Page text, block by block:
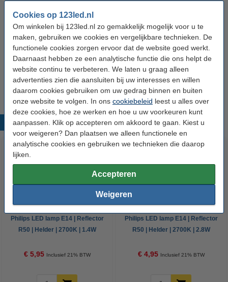
Cookies op 123led.nl
Om winkelen bij 123led.nl zo gemakkelijk mogelijk voor u te
maken, gebruiken we cookies en vergelijkbare technieken. De
functionele cookies zorgen ervoor dat de website goed werkt.
Daarnaast hebben ze een analytische functie die ons helpt de
website continu te verbeteren. We laten u graag alleen
advertenties zien die aansluiten bij uw interesses en willen
daarom cookies gebruiken om uw gedrag binnen en buiten
onze website te volgen. In ons cookiebeleid leest u alles over
deze cookies, hoe ze werken en hoe u uw voorkeuren kunt
aanpassen. Klik op accepteren om akkoord te gaan. Kiest u
voor weigeren? Dan plaatsen we alleen functionele en
analytische cookies en gebruiken we technieken die daarop
lijken.
Accepteren
Weigeren
10% korting:
€ 4,46
Aanbieding:
Voordeelverpakking | 6 stuks
Populaire producten
Philips LED lamp E14 | Reflector
R50 | Helder | 2700K | 1.4W
€ 5,95 Inclusief 21% BTW
Philips LED lamp E14 | Reflector
R50 | Helder | 2700K | 2.8W
€ 4,95 Inclusief 21% BTW